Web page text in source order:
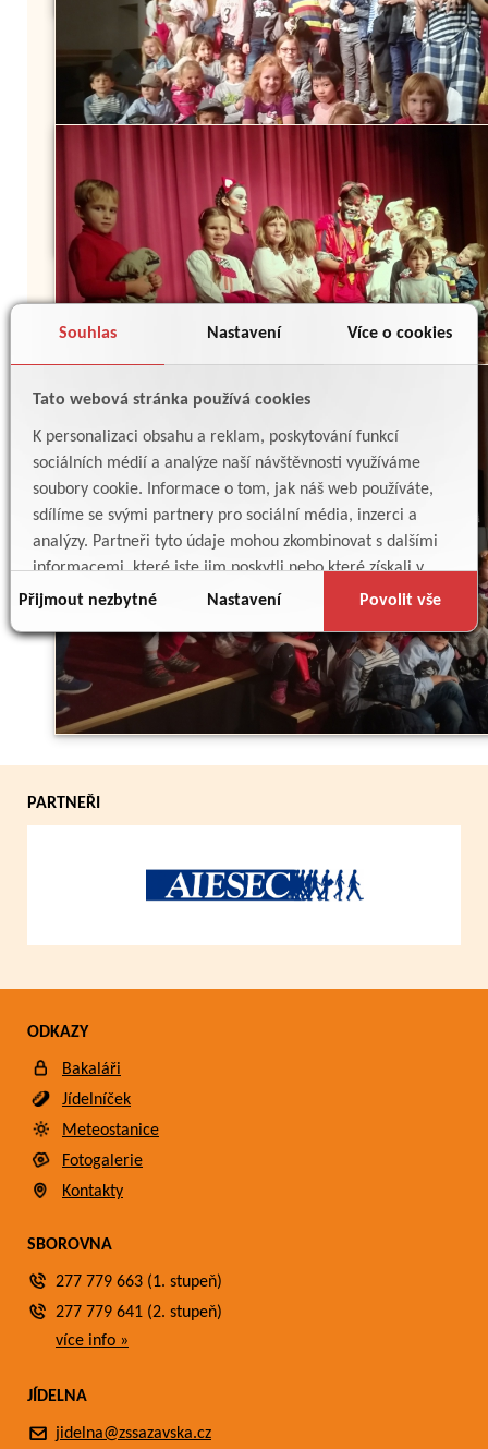
Souhlas Nastavení Více o cookies
Tato webová stránka používá cookies
K personalizaci obsahu a reklam, poskytování funkcí
sociálních médií a analýze naší návštěvnosti využíváme
soubory cookie. Informace o tom, jak náš web používáte,
sdílíme se svými partnery pro sociální média, inzerci a
analýzy. Partneři tyto údaje mohou zkombinovat s dalšími
informacemi, které jste jim poskytli nebo které získali v
důsledku toho, že používáte jejich služby.
Přijmout nezbytné Nastavení Povolit vše
Zpět
PARTNEŘI
ODKAZY
Bakaláři
Jídelníček
Meteostanice
Fotogalerie
Kontakty
SBOROVNA
277 779 663 (1. stupeň)
277 779 641 (2. stupeň)
více info »
JÍDELNA
jidelna@zssazavska.cz